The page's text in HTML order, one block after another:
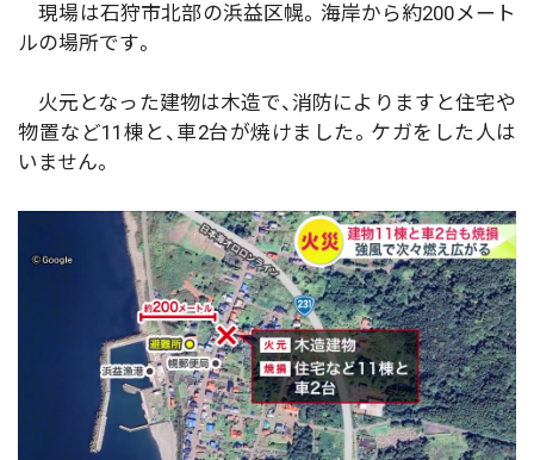
現場は石狩市北部の浜益区幌。海岸から約200メート
ルの場所です。
火元となった建物は木造で、消防によりますと住宅や
物置など11棟と、車2台が焼けました。ケガをした人は
いません。